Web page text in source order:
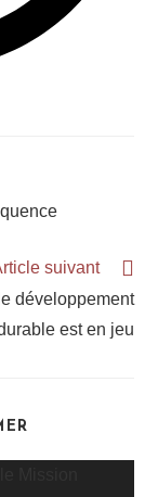
suivant
développement
est en jeu